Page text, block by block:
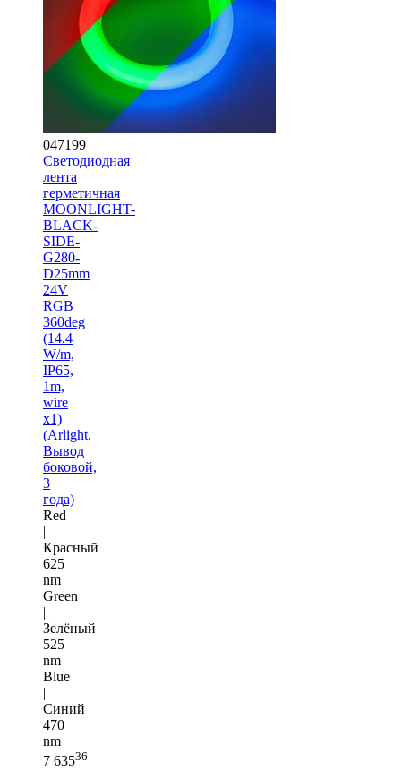
047199
Светодиодная
лента
герметичная
MOONLIGHT-
BLACK-
SIDE-
G280-
D25mm
24V
RGB
360deg
(14.4
W/m,
IP65,
1m,
wire
x1)
(Arlight,
Вывод
боковой,
3
года)
Red
|
Красный
625
nm
Green
|
Зелёный
525
nm
Blue
|
Синий
470
nm
7 63536